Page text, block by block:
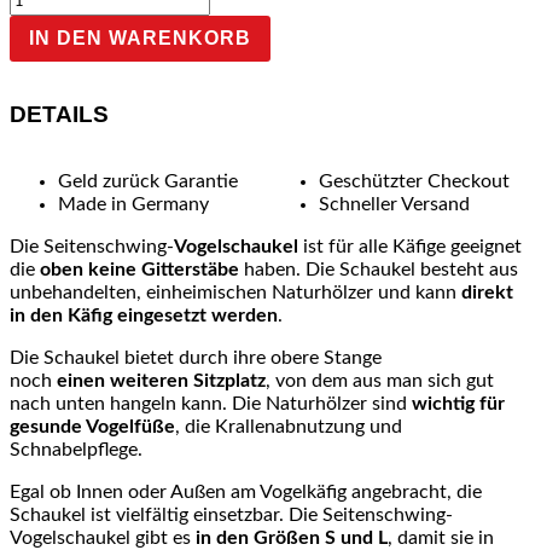
IN DEN WARENKORB
DETAILS
Geld zurück Garantie
Made in Germany
Geschützter Checkout
Schneller Versand
Die Seitenschwing-Vogelschaukel
ist für alle Käfige geeignet
die oben keine Gitterstäbe haben. Die Schaukel besteht aus
unbehandelten, einheimischen Naturhölzer und kann direkt
in den Käfig eingesetzt werden.
Die Schaukel bietet durch ihre obere Stange
noch einen weiteren Sitzplatz, von dem aus man sich gut
nach unten hangeln kann. Die Naturhölzer sind wichtig für
gesunde Vogelfüße, die Krallenabnutzung und
Schnabelpflege.
Egal ob Innen oder Außen am Vogelkäfig angebracht, die
Schaukel ist vielfältig einsetzbar. Die Seitenschwing-
Vogelschaukel gibt es in den Größen S und L, damit sie in